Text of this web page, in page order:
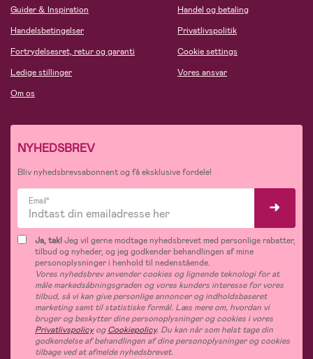
Guider & Inspiration
Handelsbetingelser
Fortrydelsesret, retur og garanti
Ledige stillinger
Om os
Handel og betaling
Privatlivspolitik
Cookie settings
Vores ansvar
NYHEDSBREV
Bliv nyhedsbrevsabonnent og få eksklusive fordele!
Email*
Ja, tak!Jeg vil gerne modtage nyhedsbrevet med personlige rabatter,
tilbud og nyheder, og jeg godkender behandlingen af mine
personoplysninger i henhold til nedenstående.
Vores nyhedsbrev anvender cookies og lignende teknologi for at
måle markedsåbningsgraden og vores kunders interesse for vores
tilbud, så vi kan give personlige annoncer og indholdsbaseret
marketing samt til statistiske formål. Læs mere om, hvordan vi
bruger og beskytter dine personoplysninger og cookies i vores
PrivatlivspolicyogCookiepolicy. Du kan når som helst tage din
godkendelse af behandlingen af dine personoplysninger og cookies
tilbage ved at afmelde nyhedsbrevet.